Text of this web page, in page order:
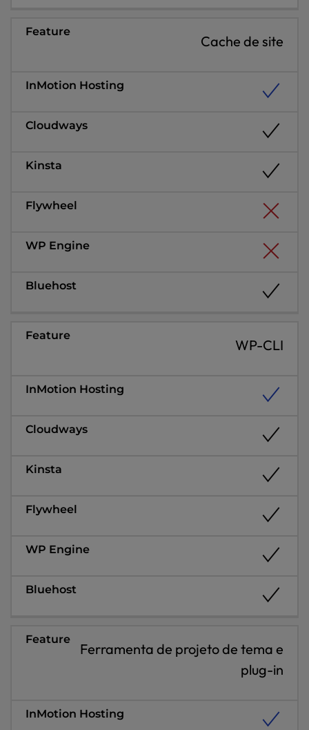
Cache de site
WP-CLI
Ferramenta de projeto de tema e
plug-in